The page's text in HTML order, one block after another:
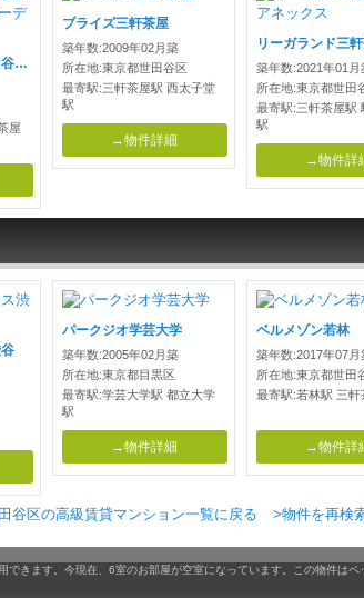
クラッシィハウス世田谷公園マスターズガーデン
屋
ブライズ三軒茶屋
築年数:2009年02月築
所在地:東京都世田谷区
最寄駅:三軒茶屋駅 西太子堂
駅
→物件詳細
築年数:2021年01月
所在地:東京都世田
最寄駅:三軒茶屋駅
駅
→物件詳
パークジオ学芸大学
築年数:2005年02月築
所在地:東京都目黒区
最寄駅:学芸大学駅 都立大学
駅
→物件詳細
ベルメゾン若林
築年数:2017年07月
所在地:東京都世田
最寄駅:若林駅 三軒
→物件詳
谷区の高級賃貸マンション一覧に戻る >物件を再検
きます。今現在、6室のお部屋が空室になっています。この物件は